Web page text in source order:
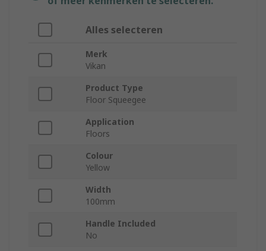
Alles selecteren
Merk
Vikan
Product Type
Floor Squeegee
Application
Floors
Colour
Yellow
Width
100mm
Handle Included
No